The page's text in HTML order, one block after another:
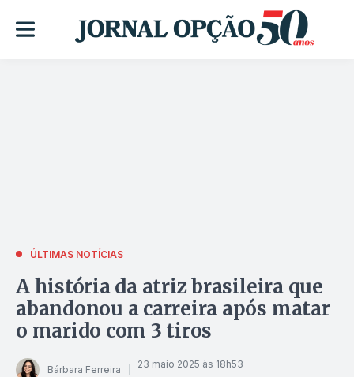
ÚLTIMAS NOTÍCIAS
A história da atriz brasileira que
abandonou a carreira após matar
o marido com 3 tiros
Bárbara Ferreira 23 maio 2025 às 18h53